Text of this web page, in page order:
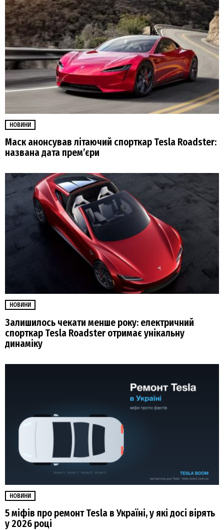
НОВИНИ
Маск анонсував літаючий спорткар Tesla Roadster:
названа дата прем’єри
НОВИНИ
Залишилось чекати менше року: електричний
спорткар Tesla Roadster отримає унікальну
динаміку
НОВИНИ
5 міфів про ремонт Tesla в Україні, у які досі вірять
у 2026 році